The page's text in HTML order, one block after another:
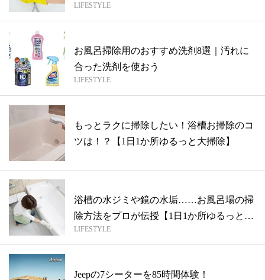
LIFESTYLE
お風呂掃除用のおすすめ洗剤8選｜汚れに
合った洗剤を使おう
LIFESTYLE
もっとラクに掃除したい！浴槽お掃除のコ
ツは！？【1日1か所ゆるっと大掃除】
浴槽の水ジミや鏡の水垢……お風呂場の掃
除方法をプロが伝授【1日1か所ゆるっと大
掃...
LIFESTYLE
Jeepの7シーターを85時間体験！